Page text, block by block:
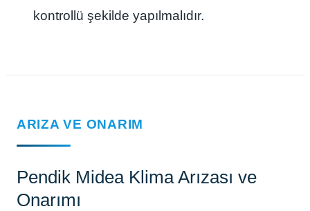
kontrollü şekilde yapılmalıdır.
ARIZA VE ONARIM
Pendik Midea Klima Arızası ve
Onarımı